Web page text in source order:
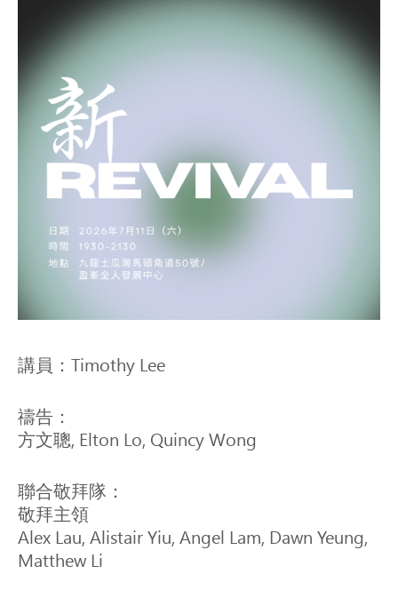
講員：Timothy Lee
禱告：
方文聰, Elton Lo, Quincy Wong
聯合敬拜隊：
敬拜主領
Alex Lau, Alistair Yiu, Angel Lam, Dawn Yeung,
Matthew Li